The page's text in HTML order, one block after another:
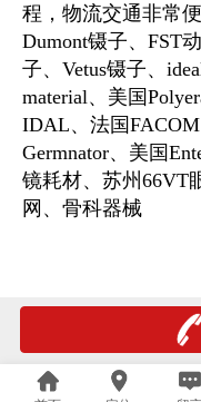
程，物流交通非常
Dumont镊子、FST
子、Vetus镊子、
material、美国
IDAL、法国
Germnator、美国
镜耗材、苏州66VT
网、骨科器械